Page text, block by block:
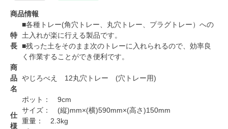
商品情報
特
長
■各種トレー(角穴トレー、丸穴トレー、プラグトレー）への
土入れが楽に行える製品です。
■残った土をそのまま次のトレーに入れられるので、効率良
く作業することができ便利です。
商
品
名
やじろべえ 12丸穴トレー (穴トレー用)
仕
様
ポット： 9cm
サイズ： (縦)mm×(横)590mm×(高さ)150mm
重量： 2.3kg